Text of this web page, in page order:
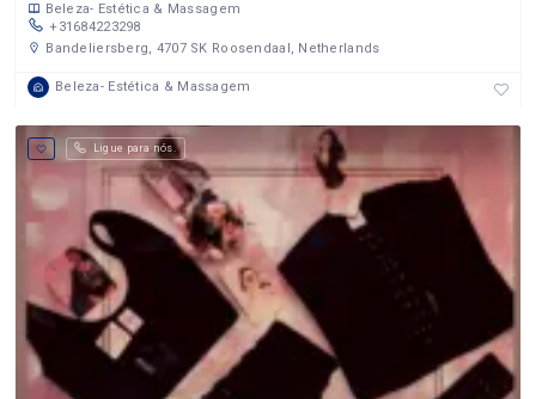
Beleza- Estética & Massagem
+31684223298
Bandeliersberg, 4707 SK Roosendaal, Netherlands
Beleza- Estética & Massagem
Ligue para nós.